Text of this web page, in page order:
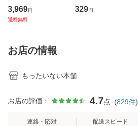
専門職の看護マネ
ジメントスキル 改
恵 藤本幸三 / 南江
堂 [単行
3,969円
送料無料
理小説 (光文社文
庫) / 島田荘司 / 光
329円
お店の情報
もったいない本舗
お店の評価： 4.7点 (829件)
連絡・応対 配送スピード